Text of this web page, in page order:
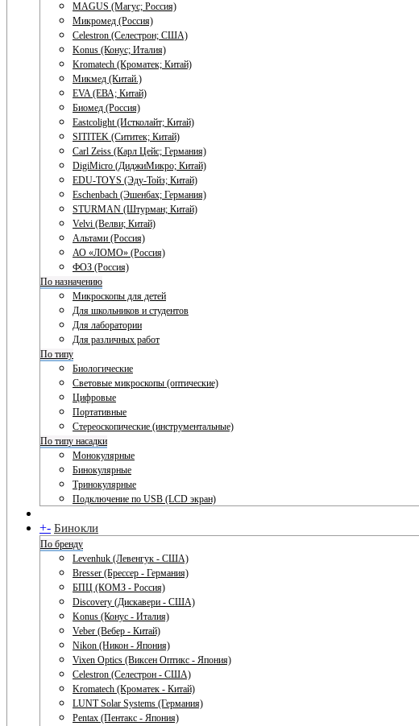
MAGUS (Магус; Россия)
Микромед (Россия)
Celestron (Селестрон; США)
Konus (Конус; Италия)
Kromatech (Кроматек; Китай)
Микмед (Китай.)
EVA (ЕВА; Китай)
Биомед (Россия)
Eastcolight (Истколайт; Китай)
SITITEK (Сититек; Китай)
Carl Zeiss (Карл Цейс; Германия)
DigiMicro (ДиджиМикро; Китай)
EDU-TOYS (Эду-Тойз; Китай)
Eschenbach (Эшенбах; Германия)
STURMAN (Штурман; Китай)
Velvi (Велви; Китай)
Альтами (Россия)
АО «ЛОМО» (Россия)
ФОЗ (Россия)
По назначению
Микроскопы для детей
Для школьников и студентов
Для лаборатории
Для различных работ
По типу
Биологические
Световые микроскопы (оптические)
Цифровые
Портативные
Стереоскопические (инструментальные)
По типу насадки
Монокулярные
Бинокулярные
Тринокулярные
Подключение по USB (LCD экран)
+- Бинокли
По бренду
Levenhuk (Левенгук - США)
Bresser (Брессер - Германия)
БПЦ (КОМЗ - Россия)
Discovery (Дискавери - США)
Konus (Конус - Италия)
Veber (Вебер - Китай)
Nikon (Никон - Япония)
Vixen Optics (Виксен Оптикс - Япония)
Celestron (Селестрон - США)
Kromatech (Кроматек - Китай)
LUNT Solar Systems (Германия)
Pentax (Пентакс - Япония)